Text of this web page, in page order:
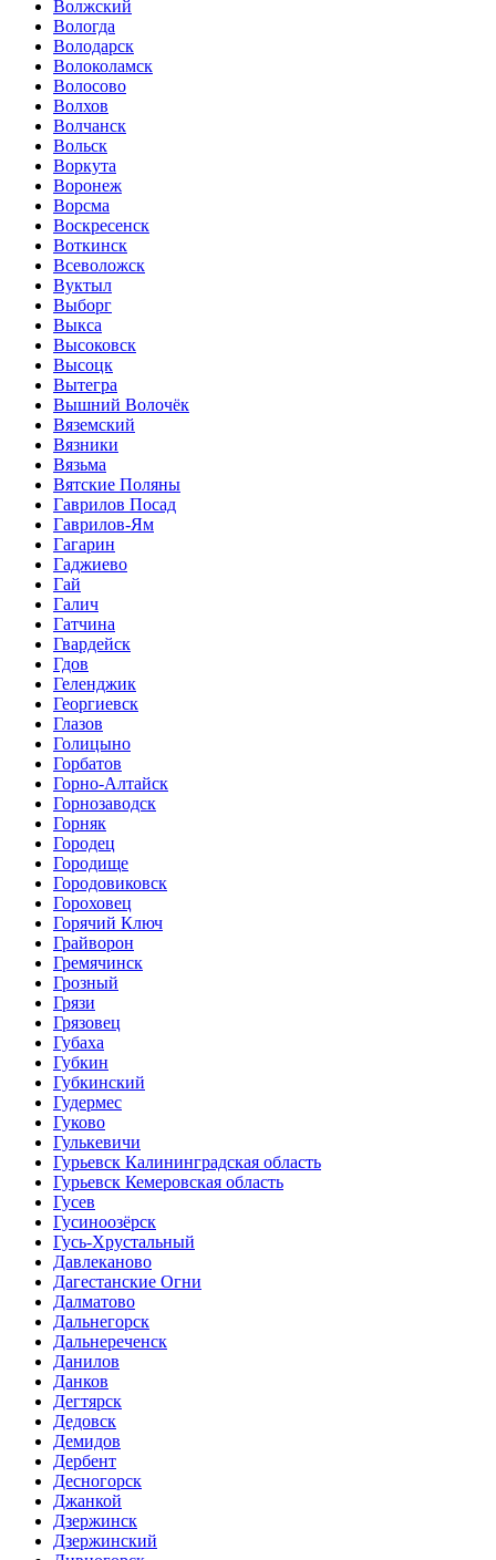
Волжский
Вологда
Володарск
Волоколамск
Волосово
Волхов
Волчанск
Вольск
Воркута
Воронеж
Ворсма
Воскресенск
Воткинск
Всеволожск
Вуктыл
Выборг
Выкса
Высоковск
Высоцк
Вытегра
Вышний Волочёк
Вяземский
Вязники
Вязьма
Вятские Поляны
Гаврилов Посад
Гаврилов-Ям
Гагарин
Гаджиево
Гай
Галич
Гатчина
Гвардейск
Гдов
Геленджик
Георгиевск
Глазов
Голицыно
Горбатов
Горно-Алтайск
Горнозаводск
Горняк
Городец
Городище
Городовиковск
Гороховец
Горячий Ключ
Грайворон
Гремячинск
Грозный
Грязи
Грязовец
Губаха
Губкин
Губкинский
Гудермес
Гуково
Гулькевичи
Гурьевск Калининградская область
Гурьевск Кемеровская область
Гусев
Гусиноозёрск
Гусь-Хрустальный
Давлеканово
Дагестанские Огни
Далматово
Дальнегорск
Дальнереченск
Данилов
Данков
Дегтярск
Дедовск
Демидов
Дербент
Десногорск
Джанкой
Дзержинск
Дзержинский